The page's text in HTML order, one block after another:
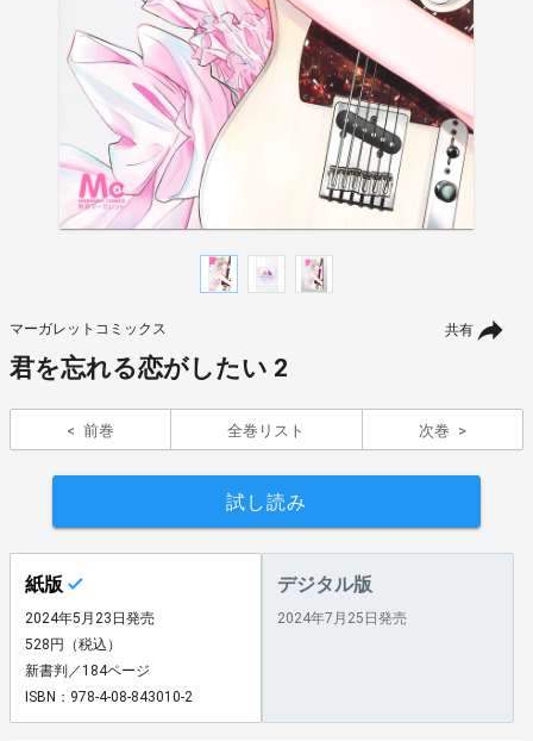
共有
マーガレットコミックス
君を忘れる恋がしたい 2
前巻 全巻リスト 次巻
試し読み
紙版
2024年5月23日発売
528円（税込）
新書判／184ページ
ISBN：978-4-08-843010-2
デジタル版
2024年7月25日発売